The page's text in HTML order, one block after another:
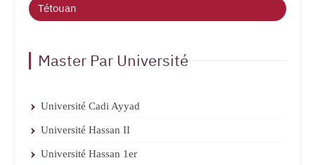
Tétouan
Master Par Université
Université Cadi Ayyad
Université Hassan II
Université Hassan 1er